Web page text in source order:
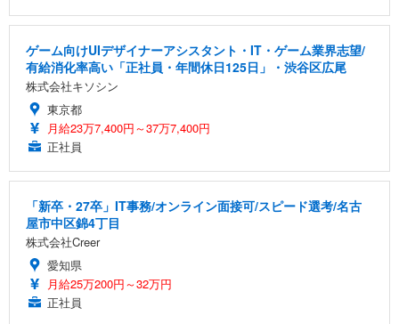
ゲーム向けUIデザイナーアシスタント・IT・ゲーム業界志望/
有給消化率高い「正社員・年間休日125日」・渋谷区広尾
株式会社キソシン
東京都
月給23万7,400円～37万7,400円
正社員
「新卒・27卒」IT事務/オンライン面接可/スピード選考/名古
屋市中区錦4丁目
株式会社Creer
愛知県
月給25万200円～32万円
正社員